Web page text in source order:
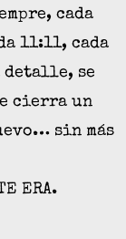
cada
11:11, cada
detalle, se
cierra un
sin más
ERA.